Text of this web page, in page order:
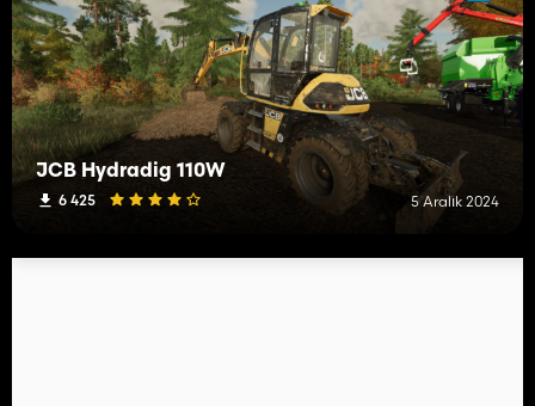
JCB Hydradig 110W
6 425 5 Aralık 2024